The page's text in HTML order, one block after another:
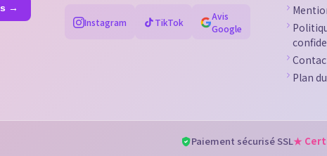
Instagram TikTok
Avis
Google
Plan
Paiement sécurisé SSL★